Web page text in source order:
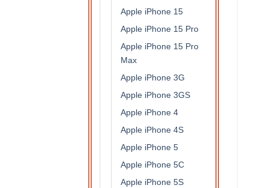
Apple iPhone 15
Apple iPhone 15 Pro
Apple iPhone 15 Pro
Max
Apple iPhone 3G
Apple iPhone 3GS
Apple iPhone 4
Apple iPhone 4S
Apple iPhone 5
Apple iPhone 5C
Apple iPhone 5S